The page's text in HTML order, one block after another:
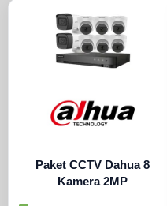
Paket CCTV Dahua 8
Kamera 2MP